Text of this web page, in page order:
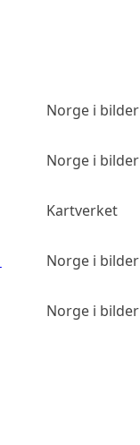
Norge i bilder
Norge i bilder
Kartverket
Norge i bilder
Norge i bilder